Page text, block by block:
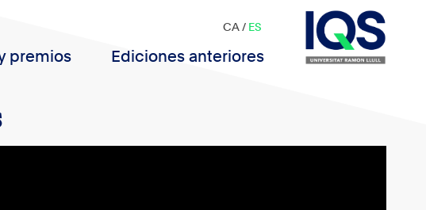
premios Ediciones anteriores
CA/ ES